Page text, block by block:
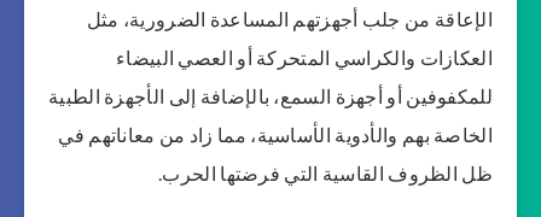
الإعاقة من جلب أجهزتهم المساعدة الضرورية، مثل
العكازات والكراسي المتحركة أو العصي البيضاء
للمكفوفين أو أجهزة السمع، بالإضافة إلى الأجهزة الطبية
الخاصة بهم والأدوية الأساسية، مما زاد من معاناتهم في
ظل الظروف القاسية التي فرضتها الحرب.